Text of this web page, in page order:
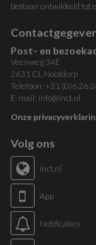
bestaan ontwikkeld tot
Post- en
Veenweg 34E
2631 CL Nootdorp
Telefoon: +31 (0)6 26
E-mail: info@inct.nl
Onze
Volg ons
inct.nl
App
Notificaties